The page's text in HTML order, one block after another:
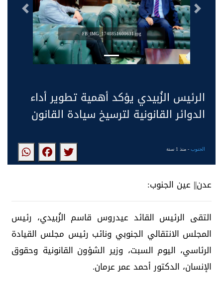
FB_IMG_1740851600631.jpg
التالى السابق
الرئيس الزُبيدي يؤكد أهمية تطوير أداء
الدوائر القانونية لترسيخ سيادة القانون
الجنوب- منذ 1 سنة
عدن|| عين الجنوب:
التقى الرئيس القائد عيدروس قاسم الزُبيدي، رئيس
المجلس الانتقالي الجنوبي ونائب رئيس مجلس القيادة
الرئاسي، اليوم السبت، وزير الشؤون القانونية وحقوق
الإنسان، الدكتور أحمد عمر عرمان.